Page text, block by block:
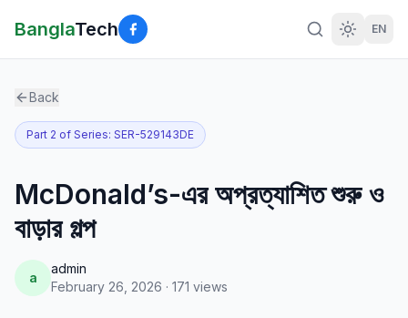
BanglaTech EN
Back
Part 2 of Series: SER-529143DE
McDonald’s-এর অপ্রত্যাশিত শুরু ও
বাড়ার গল্প
a
admin
February 26, 2026 · 171 views